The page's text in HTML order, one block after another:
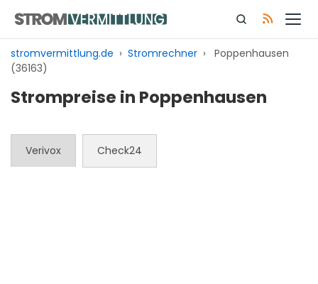
Inhalt
springen
stromvermittlung.de › Stromrechner › Poppenhausen
(36163)
Strompreise in Poppenhausen
Verivox Check24